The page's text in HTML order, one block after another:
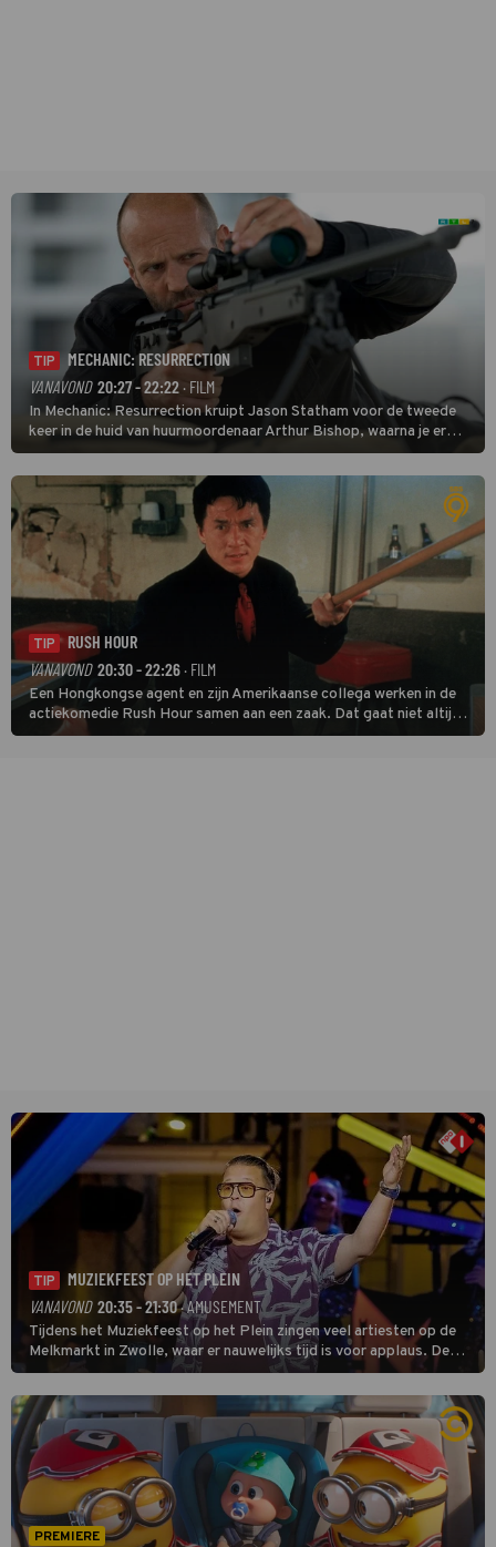
TIP
MECHANIC: RESURRECTION
VANAVOND 20:27 - 22:22· FILM
In Mechanic: Resurrection kruipt Jason Statham voor de tweede
keer in de huid van huurmoordenaar Arthur Bishop, waarna je er
donder op kunt zeggen dat er van Bishops geplande pensioen niet
veel terechtkomt.
TIP
RUSH HOUR
VANAVOND 20:30 - 22:26 · FILM
Een Hongkongse agent en zijn Amerikaanse collega werken in de
actiekomedie Rush Hour samen aan een zaak. Dat gaat niet altijd
van een leien dakje.
TIP
MUZIEKFEEST OP HET PLEIN
VANAVOND 20:35 - 21:30· AMUSEMENT
Tijdens het Muziekfeest op het Plein zingen veel artiesten op de
Melkmarkt in Zwolle, waar er nauwelijks tijd is voor applaus. De
grootste namen zijn André Hazes, Jannes, René Froger en
natuurlijk Rutger van Barneveld met zijn hit Zwoele Zomernachten.
PREMIERE